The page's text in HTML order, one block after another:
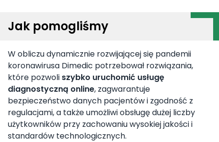
Jak pomogliśmy
W obliczu dynamicznie rozwijającej się pandemii
koronawirusa Dimedic potrzebował rozwiązania,
które pozwoli szybko uruchomić usługę
diagnostyczną online, zagwarantuje
bezpieczeństwo danych pacjentów i zgodność z
regulacjami, a także umożliwi obsługę dużej liczby
użytkowników przy zachowaniu wysokiej jakości i
standardów technologicznych.